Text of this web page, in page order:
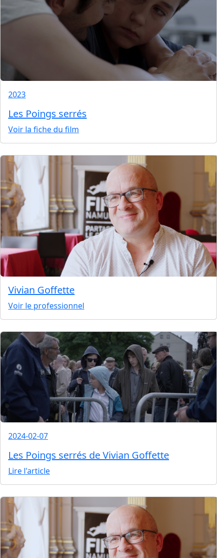
2023
Les Poings serrés
Voir la fiche du film
Vivian Goffette
Voir le professionnel
2024-02-07
Les Poings serrés de Vivian Goffette
Lire l'article